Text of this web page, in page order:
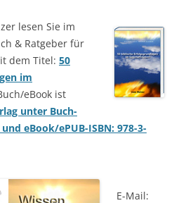
lesen Sie im
& Ratgeber für
dem Titel: 50
im
eBook ist
unter Buch-
eBook/ePUB-ISBN: 978-3-
E-Mail: